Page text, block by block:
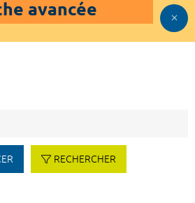
avancée
RECHERCHER